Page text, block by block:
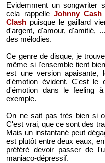
Evidemment un songwriter
cela rappelle Johnny Cash
Clash puisque le gaillard
d'argent, d'amour, d'amitié, ...
des mélodies.
Ce genre de disque, je
même si l'ensemble tient
est une version apaisante,
d'émotion évident. C'est le
d'émotion dans le feeling
exemple.
On ne sait pas très bien si
C'est vrai, que ce sont des
Mais un instantané peut
est plutôt entre deux eaux,
préféré devoir passer de
maniaco-dépressif.